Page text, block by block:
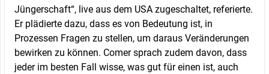
Jüngerschaft“, live aus dem USA zugeschaltet, referierte.
Er plädierte dazu, dass es von Bedeutung ist, in
Prozessen Fragen zu stellen, um daraus Veränderungen
bewirken zu können. Comer sprach zudem davon, dass
jeder im besten Fall wisse, was gut für einen ist, auch